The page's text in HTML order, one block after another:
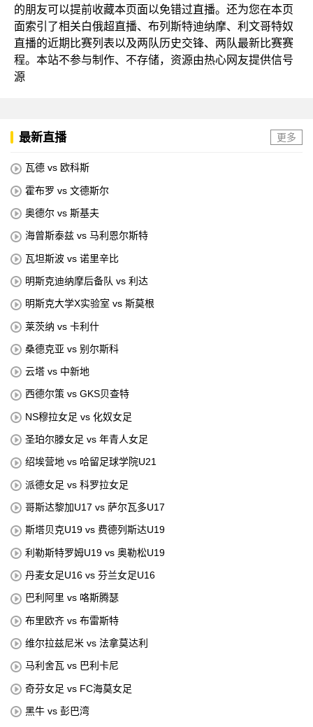
的朋友可以提前收藏本页面以免错过直播。还为您在本页
面索引了相关白俄超直播、布列斯特迪纳摩、利文哥特奴
直播的近期比赛列表以及两队历史交锋、两队最新比赛赛
程。本站不参与制作、不存储，资源由热心网友提供信号
源
最新直播 更多
瓦德 vs 欧科斯
霍布罗 vs 文德斯尔
奥德尔 vs 斯基夫
海曾斯泰兹 vs 马利恩尔斯特
瓦坦斯波 vs 诺里辛比
明斯克迪纳摩后备队 vs 利达
明斯克大学X实验室 vs 斯莫根
莱茨纳 vs 卡利什
桑德克亚 vs 别尔斯科
云塔 vs 中新地
西德尔策 vs GKS贝查特
NS穆拉女足 vs 化奴女足
圣珀尔滕女足 vs 年青人女足
绍埃营地 vs 哈留足球学院U21
派德女足 vs 科罗拉女足
哥斯达黎加U17 vs 萨尔瓦多U17
斯塔贝克U19 vs 费德列斯达U19
利勒斯特罗姆U19 vs 奥勒松U19
丹麦女足U16 vs 芬兰女足U16
巴利阿里 vs 咯斯腾瑟
布里欧齐 vs 布雷斯特
维尔拉兹尼米 vs 法拿莫达利
马利舍瓦 vs 巴利卡尼
奇芬女足 vs FC海莫女足
黑牛 vs 彭巴湾